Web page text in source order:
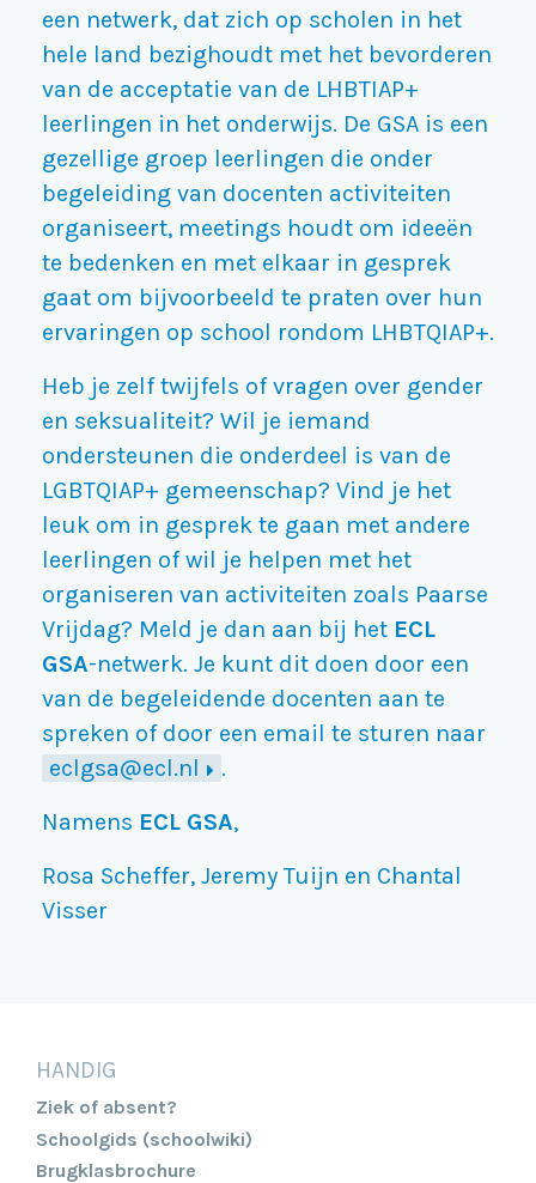
een netwerk, dat zich op scholen in het
hele land bezighoudt met het bevorderen
van de acceptatie van de LHBTIAP+
leerlingen in het onderwijs. De GSA is een
gezellige groep leerlingen die onder
begeleiding van docenten activiteiten
organiseert, meetings houdt om ideeën
te bedenken en met elkaar in gesprek
gaat om bijvoorbeeld te praten over hun
ervaringen op school rondom LHBTQIAP+.
Heb je zelf twijfels of vragen over gender
en seksualiteit? Wil je iemand
ondersteunen die onderdeel is van de
LGBTQIAP+ gemeenschap? Vind je het
leuk om in gesprek te gaan met andere
leerlingen of wil je helpen met het
organiseren van activiteiten zoals Paarse
Vrijdag? Meld je dan aan bij het ECL
GSA-netwerk. Je kunt dit doen door een
van de begeleidende docenten aan te
spreken of door een email te sturen naar
eclgsa@ecl.nl
.
Namens ECL GSA,
Rosa Scheffer, Jeremy Tuijn en Chantal
Visser
HANDIG
Ziek of absent?
Schoolgids (schoolwiki)
Brugklasbrochure